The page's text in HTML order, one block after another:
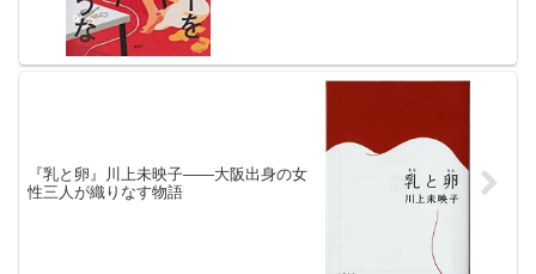
『乳と卵』川上未映子――大阪出身の女
性三人が織りなす物語